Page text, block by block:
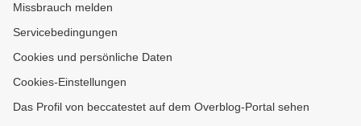
Missbrauch melden
Servicebedingungen
Cookies und persönliche Daten
Cookies-Einstellungen
Das Profil von beccatestet auf dem Overblog-Portal sehen